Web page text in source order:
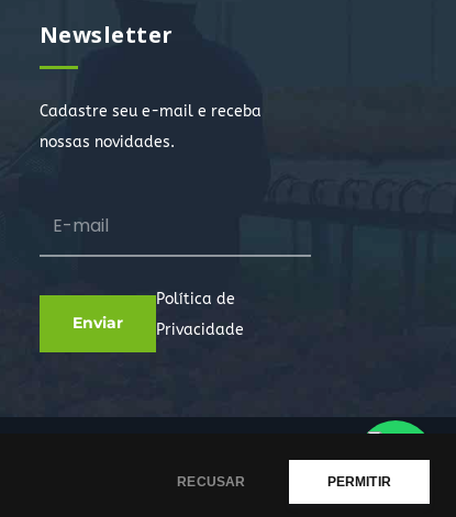
RECUSAR PERMITIR
Newsletter
Cadastre seu e-mail e receba
nossas novidades.
Política de
Privacidade